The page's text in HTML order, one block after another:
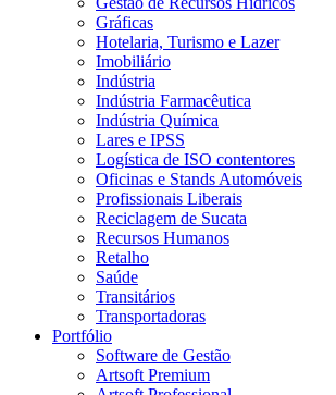
Gráficas
Hotelaria, Turismo e Lazer
Imobiliário
Indústria
Indústria Farmacêutica
Indústria Química
Lares e IPSS
Logística de ISO contentores
Oficinas e Stands Automóveis
Profissionais Liberais
Reciclagem de Sucata
Recursos Humanos
Retalho
Saúde
Transitários
Transportadoras
Portfólio
Software de Gestão
Artsoft Premium